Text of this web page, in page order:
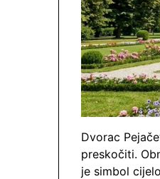
Dvorac
preskočiti.
je simbol